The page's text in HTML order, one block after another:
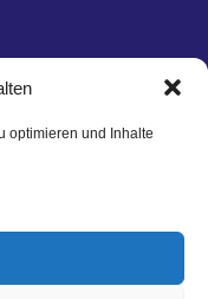
optimieren und Inhalte